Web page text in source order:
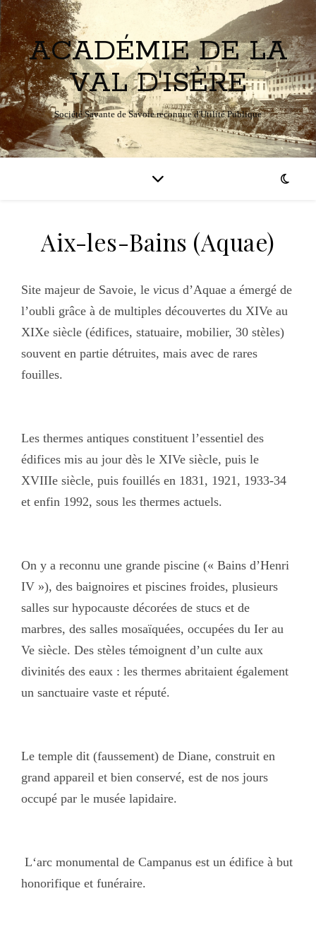
ACADÉMIE DE LA
VAL D'ISÈRE
Société Savante de Savoie reconnue d'Utilité Publique
Aix-les-Bains (Aquae)
Site majeur de Savoie, le vicus d’Aquae a émergé de
l’oubli grâce à de multiples découvertes du XIVe au
XIXe siècle (édifices, statuaire, mobilier, 30 stèles)
souvent en partie détruites, mais avec de rares
fouilles.
Les thermes antiques constituent l’essentiel des
édifices mis au jour dès le XIVe siècle, puis le
XVIIIe siècle, puis fouillés en 1831, 1921, 1933-34
et enfin 1992, sous les thermes actuels.
On y a reconnu une grande piscine (« Bains d’Henri
IV »), des baignoires et piscines froides, plusieurs
salles sur hypocauste décorées de stucs et de
marbres, des salles mosaïquées, occupées du Ier au
Ve siècle. Des stèles témoignent d’un culte aux
divinités des eaux : les thermes abritaient également
un sanctuaire vaste et réputé.
Le temple dit (faussement) de Diane, construit en
grand appareil et bien conservé, est de nos jours
occupé par le musée lapidaire.
L‘arc monumental de Campanus est un édifice à but
honorifique et funéraire.